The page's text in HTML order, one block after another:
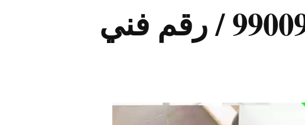
رقم فني صحي مدينة الكويت / 99009522 / رقم فني